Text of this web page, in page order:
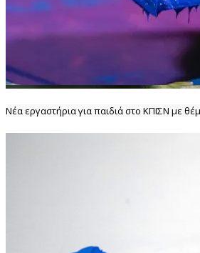
Νέα εργαστήρια για παιδιά στο ΚΠΙΣΝ με